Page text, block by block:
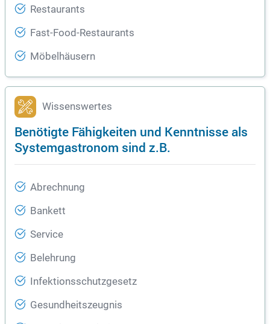
Restaurants
Fast-Food-Restaurants
Möbelhäusern
Wissenswertes
Benötigte Fähigkeiten und Kenntnisse als
Systemgastronom sind z.B.
Abrechnung
Bankett
Service
Belehrung
Infektionsschutzgesetz
Gesundheitszeugnis